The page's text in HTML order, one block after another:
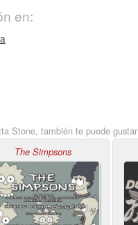
en:
Stone, también te puede gustar
The Simpsons